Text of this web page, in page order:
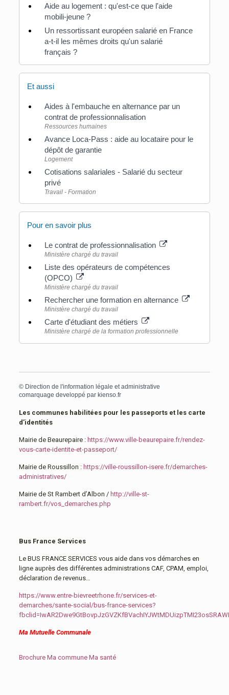
Aide au logement : qu'est-ce que l'aide
mobili-jeune ?
Un ressortissant européen salarié en France
a-t-il les mêmes droits qu'un salarié
français ?
Et aussi
Aides à l'embauche en alternance par un
contrat de professionnalisation
Ressources humaines
Avance Loca-Pass : aide au locataire pour le
dépôt de garantie
Logement
Cotisations salariales - Salarié du secteur
privé
Travail - Formation
Pour en savoir plus
Le contrat de professionnalisation
Ministère chargé du travail
Liste des opérateurs de compétences
(OPCO)
Ministère chargé du travail
Rechercher une formation en alternance
Ministère chargé du travail
Carte d'étudiant des métiers
Ministère chargé de la formation professionnelle
© Direction de l'information légale et administrative
comarquage developpé par kienso.fr
Les communes habilitées pour les passeports et les carte
d’identités
Mairie de Beaurepaire : https://www.ville-beaurepaire.fr/rendez-
vous-carte-identite-et-passeport/
Mairie de Roussillon : https://ville-roussillon-isere.fr/demarches-
administratives/
Mairie de St Rambert d’Albon / http://ville-st-
rambert.fr/vos_demarches.php
Bus France Services
Le BUS FRANCE SERVICES vous aide dans vos démarches en
ligne auprès des différentes administrations CAF, CPAM, emploi,
déclaration de revenus…
https://www.entre-bievreetrhone.fr/services-et-
demarches/sante-social/bus-france-services?
Ma Mutuelle Communale
Brochure Ma commune Ma santé